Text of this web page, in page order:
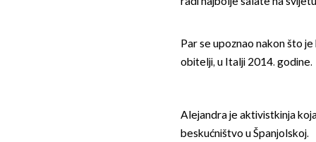
Par se upoznao nakon što
obitelji, u Italji 2014. godine.
Alejandra je aktivistkinja
beskućništvo u Španjolskoj.